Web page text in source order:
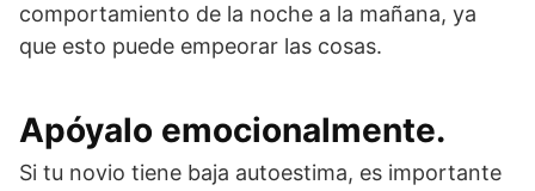
comportamiento de la noche a la mañana, ya
que esto puede empeorar las cosas.
Apóyalo emocionalmente.
Si tu novio tiene baja autoestima, es importante